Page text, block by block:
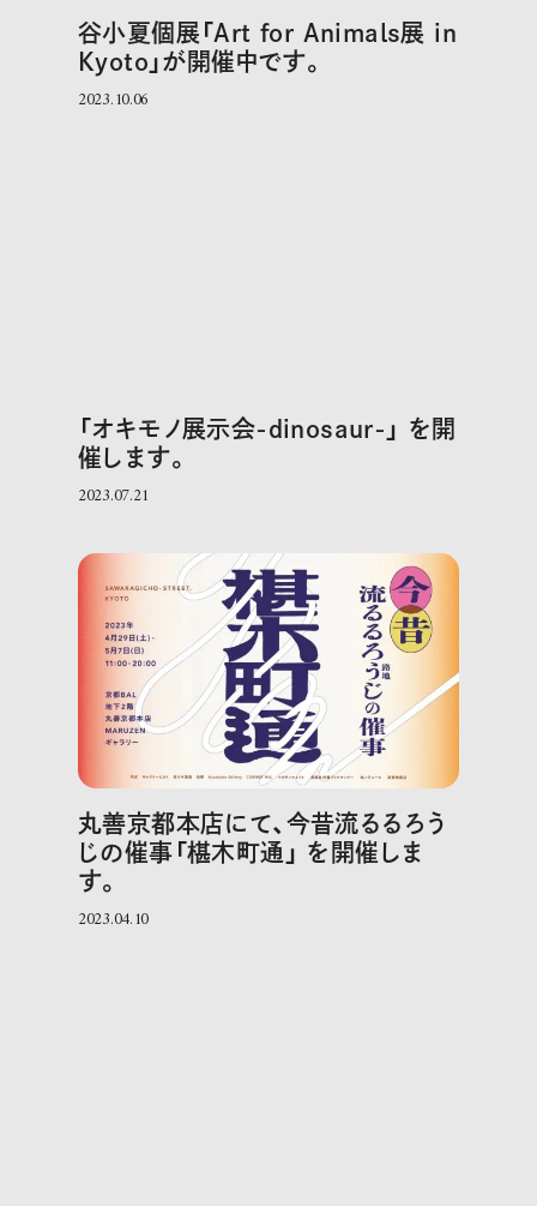
谷小夏個展「Art for Animals展 in
Kyoto」が開催中です。
2023.10.06
「オキモノ展示会-dinosaur-」 を開
催します。
2023.07.21
丸善京都本店にて、今昔流るるろう
じの催事「椹木町通」 を開催しま
す。
2023.04.10